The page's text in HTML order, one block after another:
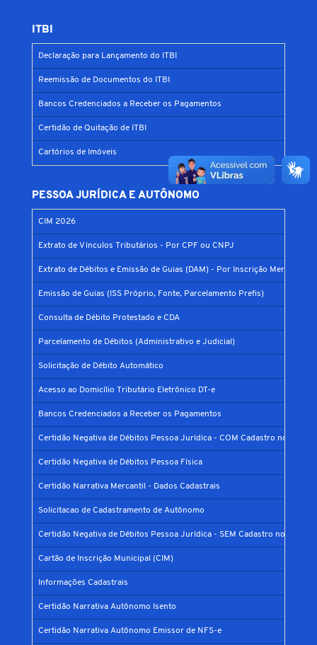
ITBI
Declaração para Lançamento do ITBI
Reemissão de Documentos do ITBI
Bancos Credenciados a Receber os Pagamentos
Certidão de Quitação de ITBI
Cartórios de Imóveis
PESSOA JURÍDICA E AUTÔNOMO
CIM 2026
Extrato de Vínculos Tributários - Por CPF ou CNPJ
Extrato de Débitos e Emissão de Guias (DAM) - Por Inscrição Mercantil
Emissão de Guias (ISS Próprio, Fonte, Parcelamento Prefis)
Consulta de Débito Protestado e CDA
Parcelamento de Débitos (Administrativo e Judicial)
Solicitação de Débito Automático
Acesso ao Domicílio Tributário Eletrônico DT-e
Bancos Credenciados a Receber os Pagamentos
Certidão Negativa de Débitos Pessoa Jurídica - COM Cadastro no
Certidão Negativa de Débitos Pessoa Física
Certidão Narrativa Mercantil - Dados Cadastrais
Solicitacao de Cadastramento de Autônomo
Certidão Negativa de Débitos Pessoa Jurídica - SEM Cadastro no
Cartão de Inscrição Municipal (CIM)
Informações Cadastrais
Certidão Narrativa Autônomo Isento
Certidão Narrativa Autônomo Emissor de NFS-e